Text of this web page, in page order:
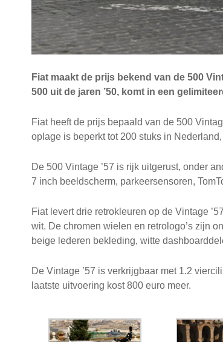
Fiat maakt de prijs bekend van de 500
500 uit de jaren ’50, komt in een
Fiat heeft de prijs bepaald van de 500
oplage is beperkt tot 200 stuks in
De 500 Vintage ’57 is rijk uitgerust, onder
7 inch beeldscherm, parkeersensoren,
Fiat levert drie retrokleuren op de Vintage
wit. De chromen wielen en retrologo’s zijn
beige lederen bekleding, witte
De Vintage ’57 is verkrijgbaar met 1.2
laatste uitvoering kost 800 euro meer.